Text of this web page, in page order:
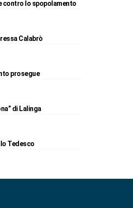
contro lo spopolamento
Calabrò
prosegue
di Lalinga
Tedesco